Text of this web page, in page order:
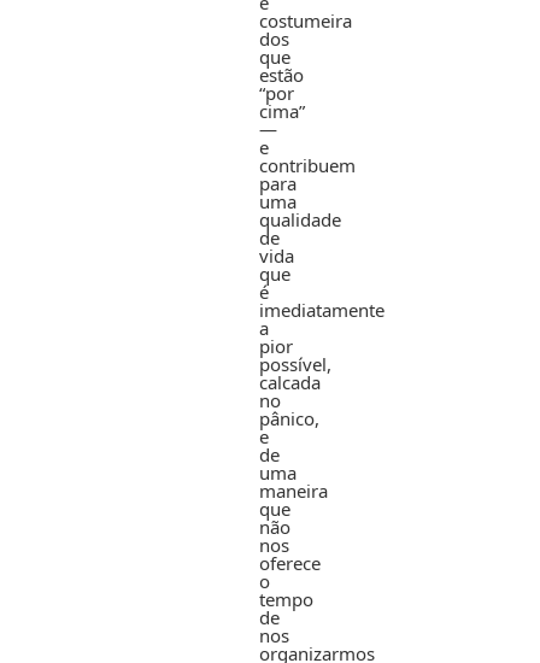
costumeira
dos
que
estão
“por
cima”
—
e
contribuem
para
uma
qualidade
de
vida
que
é
imediatamente
a
pior
possível,
calcada
no
pânico,
e
de
uma
maneira
que
não
nos
oferece
o
tempo
de
nos
organizarmos